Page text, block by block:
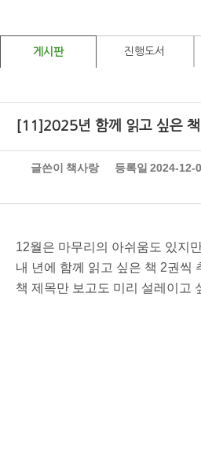
게시판 진행도서
[11]2025년 함께 읽고 싶은
글쓴이 책사랑 등록일 2024-12-
12월은 마무리의 아쉬움도 있지
내 년에 함께 읽고 싶은 책 2권씩
책 제목만 보고도 미리 설레이고